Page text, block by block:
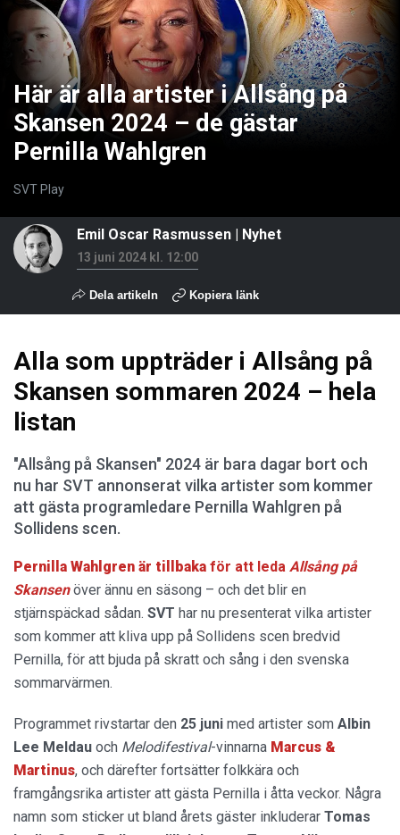
Här är alla artister i Allsång på
Skansen 2024 – de gästar
Pernilla Wahlgren
SVT Play
Emil Oscar Rasmussen | Nyhet
13 juni 2024 kl. 12:00
Dela artikeln Kopiera länk
Alla som uppträder i Allsång på
Skansen sommaren 2024 – hela
listan
"Allsång på Skansen" 2024 är bara dagar bort och
nu har SVT annonserat vilka artister som kommer
att gästa programledare Pernilla Wahlgren på
Sollidens scen.
Pernilla Wahlgren är tillbaka för att leda Allsång på
Skansenöver ännu en säsong – och det blir en
stjärnspäckad sådan. SVT har nu presenterat vilka artister
som kommer att kliva upp på Sollidens scen bredvid
Pernilla, för att bjuda på skratt och sång i den svenska
sommarvärmen.
Programmet rivstartar den 25 juni med artister som Albin
Lee Meldau och Melodifestival-vinnarna Marcus &
Martinus, och därefter fortsätter folkkära och
framgångsrika artister att gästa Pernilla i åtta veckor. Några
namn som sticker ut bland årets gäster inkluderar Tomas